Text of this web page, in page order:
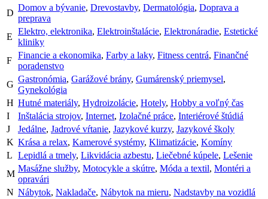
D
Domov a bývanie, Drevostavby, Dermatológia, Doprava a
preprava
E
Elektro, elektronika, Elektroinštalácie, Elektronáradie, Estetické
kliniky
F
Financie a ekonomika, Farby a laky, Fitness centrá, Finančné
poradenstvo
G
Gastronómia, Garážové brány, Gumárenský priemysel,
Gynekológia
H Hutné materiály, Hydroizolácie, Hotely, Hobby a voľný čas
I
Inštalácia strojov, Internet, Izolačné práce, Interiérové štúdiá
J
Jedálne, Jadrové vŕtanie, Jazykové kurzy, Jazykové školy
K Krása a relax, Kamerové systémy, Klimatizácie, Komíny
L Lepidlá a tmely, Likvidácia azbestu, Liečebné kúpele, Lešenie
M
Masážne služby, Motocykle a skútre, Móda a textil, Montéri a
opravári
N Nábytok, Nakladače, Nábytok na mieru, Nadstavby na vozidlá